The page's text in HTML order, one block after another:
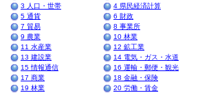
3 人口・世帯
4 県民経済計算
5 通貨
6 財政
7 貿易
8 事業所
9 農業
10 林業
11 水産業
12 鉱工業
13 建設業
14 電気・ガス・水道
15 情報通信
16 運輸・郵便・観光
17 商業
18 金融・保険
19 林業
20 労働・賃金